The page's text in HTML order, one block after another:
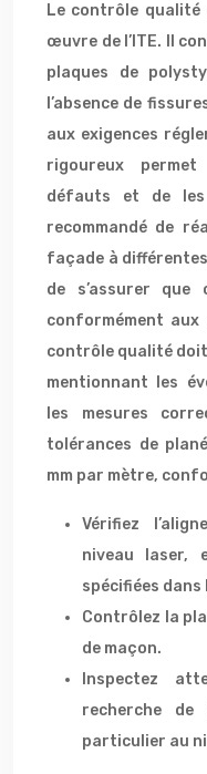
Le contrôle qualité
œuvre de l’ITE. Il
plaques de
l’absence de
aux exigences
rigoureux
défauts et de
recommandé de
façade à
de s’assurer que
conformément
contrôle qualité
mentionnant les
les mesures
tolérances de
mm par mètre,
Vérifiez
niveau laser,
spécifiées dans
Contrôlez la
de maçon.
Inspectez
recherche
particulier au